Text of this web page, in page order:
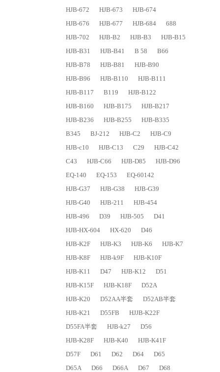
HJB-672
HJB-673
HJB-674
HJB-676
HJB-677 HJB-684
688
HJB-702
HJB-B2 HJB-B3
HJB-B15
HJB-B31
HJB-B41 B 58
B66
HJB-B78
HJB-B81
HJB-B90
HJB-B96
HJB-B110
HJB-B111
HJB-B117
B119
HJB-B122
HJB-B160
HJB-B175
HJB-B217
HJB-B236
HJB-B255
HJB-B335
B345
BJ-212 HJB-C2
HJB-C9
HJB-c10
HJB-C13 C29
HJB-C42
C43
HJB-C66 HJB-D85
HJB-D96
EQ-140
EQ-153
EQ-60142
HJB-G37
HJB-G38
HJB-G39
HJB-G40
HJB-211
HJB-454
HJB-496
D39 HJB-505
D41
HJB-HX-604
HX-620
D46
HJB-K2F
HJB-K3 HJB-K6
HJB-K7
HJB-K8F
HJB-k9F
HJB-K10F
HJB-K11
D47 HJB-K12
D51
HJB-K15F
HJB-K18F
D52A
HJB-K20
D52AA半套
D52AB半套
HJB-K21
D55FB
HJJB-K22F
D55FA半套
HJB-k27
D56
HJB-K28F
HJB-K40
HJB-K41F
D57F
D61 D62 D64
D65
D65A
D66 D66A D67
D68